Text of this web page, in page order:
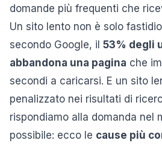
domande più frequenti che
Un sito lento non è solo
secondo Google, il 53% degli
abbandona una pagina che
secondi a caricarsi. E un sito
penalizzato nei risultati di
rispondiamo alla domanda nel
possibile: ecco le cause più